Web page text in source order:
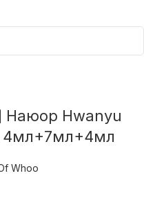
Наюор Hwanyu
4мл+7мл+4мл
Whoo